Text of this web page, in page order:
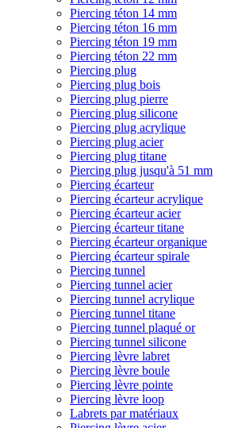
Piercing téton 14 mm
Piercing téton 16 mm
Piercing téton 19 mm
Piercing téton 22 mm
Piercing plug
Piercing plug bois
Piercing plug pierre
Piercing plug silicone
Piercing plug acrylique
Piercing plug acier
Piercing plug titane
Piercing plug jusqu'à 51 mm
Piercing écarteur
Piercing écarteur acrylique
Piercing écarteur acier
Piercing écarteur titane
Piercing écarteur organique
Piercing écarteur spirale
Piercing tunnel
Piercing tunnel acier
Piercing tunnel acrylique
Piercing tunnel titane
Piercing tunnel plaqué or
Piercing tunnel silicone
Piercing lèvre labret
Piercing lèvre boule
Piercing lèvre pointe
Piercing lèvre loop
Labrets par matériaux